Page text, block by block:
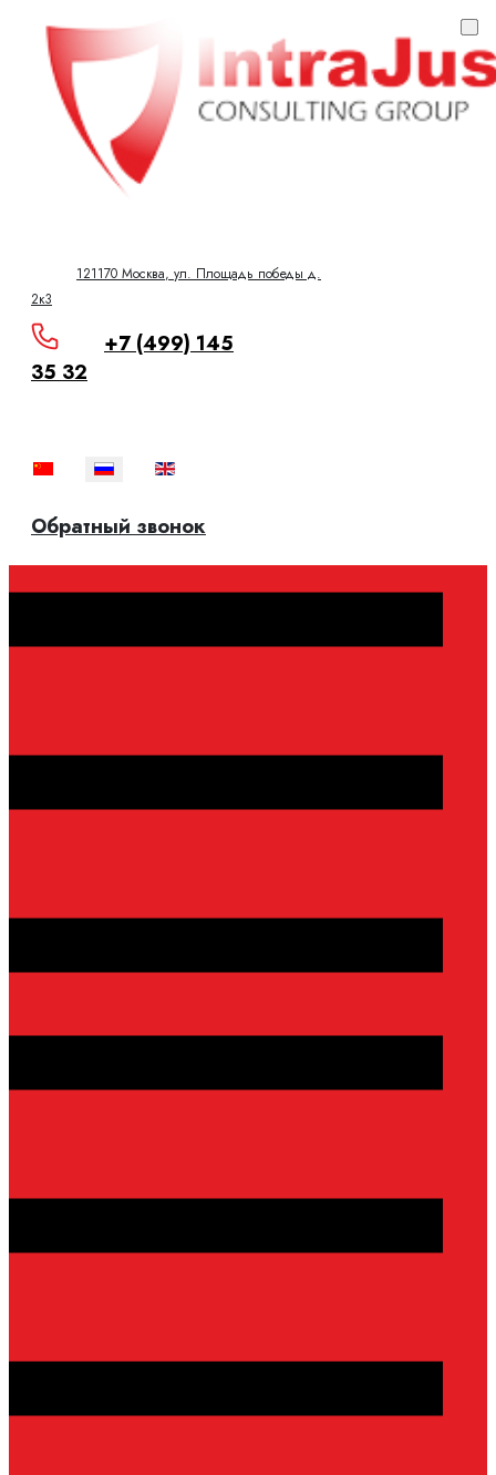
121170 Москва, ​ул. Площадь победы д.
2к3
+7 (499) 145
35 32
Обратный звонок